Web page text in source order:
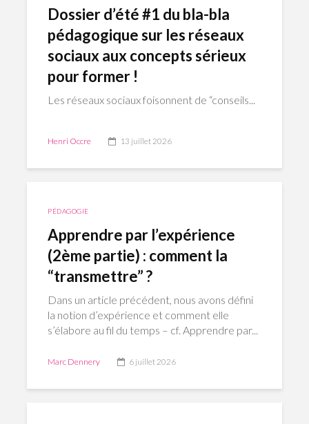
Dossier d’été #1 du bla-bla
pédagogique sur les réseaux
sociaux aux concepts sérieux
pour former !
Les réseaux sociaux foisonnent de “conseils...
Henri Occre 13 juillet 2026
PÉDAGOGIE
Apprendre par l’expérience
(2ème partie) : comment la
“transmettre” ?
Dans un article précédent, nous avons défini
la notion d’expérience et comment elle
s’élabore au fil du temps – cf. Apprendre par...
Marc Dennery 6 juillet 2026